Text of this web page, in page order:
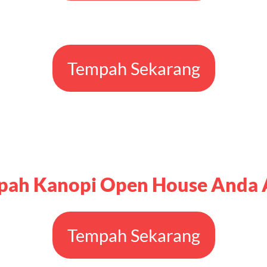
Tempah Sekarang
Kanopi Open House Anda
Tempah Sekarang